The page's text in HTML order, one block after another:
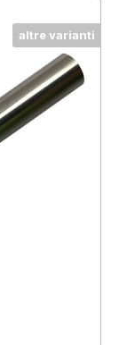
altre varianti